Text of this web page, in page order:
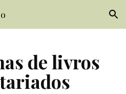
Skip to navigation
de livros